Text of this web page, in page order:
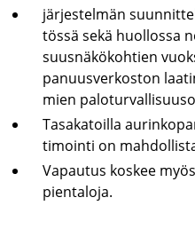
jär­jes­tel­män
tös­sä sekä huol­los­sa
suus­nä­kö­koh­tien
pa­nuus­ver­kos­ton
mien
Ta­sa­ka­toil­la
ti­moin­ti on
Va­pau­tus kos­kee
pien­ta­lo­ja.